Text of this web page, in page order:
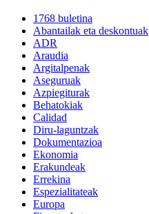
1768 buletina
Abantailak eta deskontuak
ADR
Araudia
Argitalpenak
Aseguruak
Azpiegiturak
Behatokiak
Calidad
Diru-laguntzak
Dokumentazioa
Ekonomia
Erakundeak
Errekina
Espezialitateak
Europa